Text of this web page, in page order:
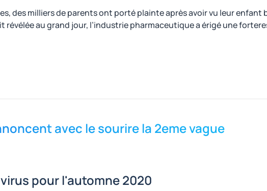
des milliers de parents ont porté plainte après avoir vu leur enfant
révélée au grand jour, l’industrie pharmaceutique a érigé une
avec le sourire la 2eme vague
pour l'automne 2020